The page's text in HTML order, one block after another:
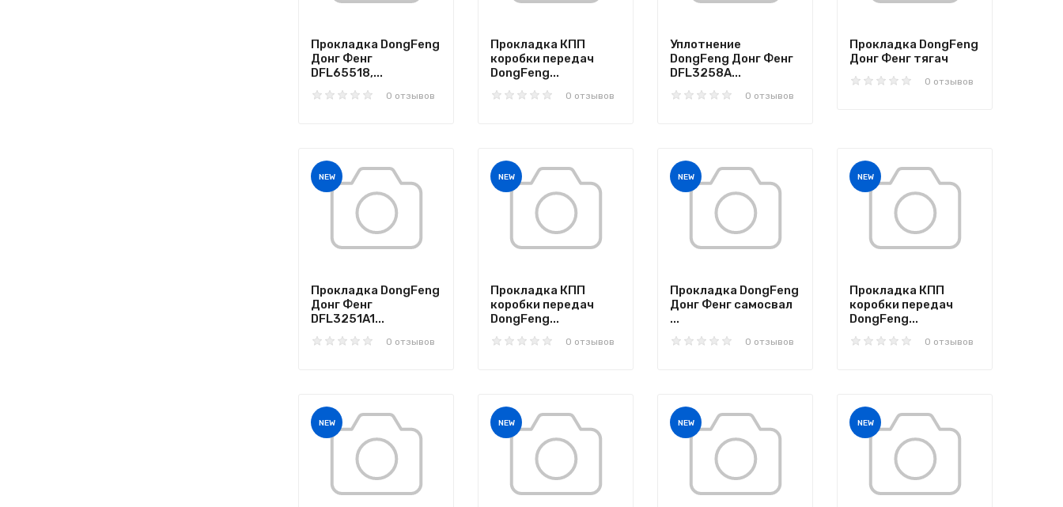
Прокладка DongFeng
Донг Фенг
DFL65518,...
0 отзывов
Прокладка КПП
коробки передач
DongFeng...
0 отзывов
Уплотнение
DongFeng Донг Фенг
DFL3258A...
0 отзывов
Прокладка DongFeng
Донг Фенг тягач
0 отзывов
NEW
Прокладка DongFeng
Донг Фенг
DFL3251A1...
0 отзывов
NEW
Прокладка КПП
коробки передач
DongFeng...
0 отзывов
NEW
Прокладка DongFeng
Донг Фенг самосвал
...
0 отзывов
NEW
Прокладка КПП
коробки передач
DongFeng...
0 отзывов
NEW NEW NEW NEW